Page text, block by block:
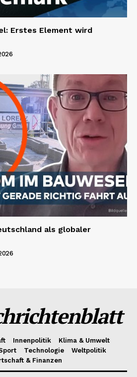
Erstes Element wird
als globaler
Innenpolitik
Klima & Umwelt
Technologie
Weltpolitik
& Finanzen